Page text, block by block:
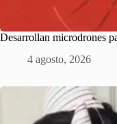
Desarrollan microdrones
4 agosto, 2026